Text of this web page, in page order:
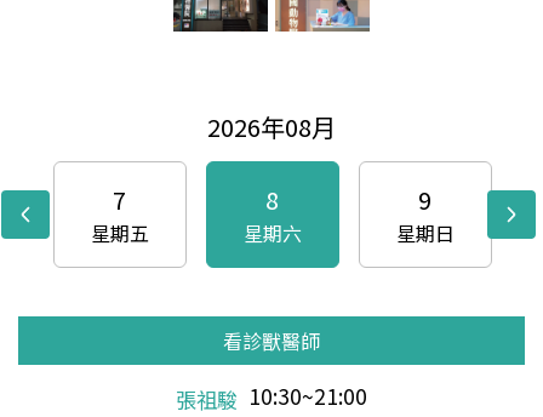
2026年08月
7
星期五
8
星期六
9
星期日
看診獸醫師
張祖駿 10:30~21:00
看診獸醫師
周志霖 10:30~21:00
看診獸醫師
陳文順 10:30~21:00
看診獸醫師
周志霖 10:30~21:00
看診獸醫師
曹家源 15:00~21:00
看診獸醫師
張祖駿 10:30~21:00
看診獸醫師
陳文順 10:30~21:00
看診獸醫師
張祖駿 10:30~21:00
看診獸醫師
周志霖 10:30~21:00
看診獸醫師
陳文順 10:30~21:00
看診獸醫師
周志霖 10:30~21:00
看診獸醫師
曹家源 13:00~21:00
看診獸醫師
張祖駿 10:30~21:00
看診獸醫師
陳文順 10:30~21:00
看診獸醫師
張祖駿 10:30~21:00
看診獸醫師
周志霖 10:30~21:00
看診獸醫師
陳文順 10:30~21:00
看診獸醫師
周志霖 10:30~21:00
看診獸醫師
曹家源 13:00~21:00
看診獸醫師
張祖駿 10:30~21:00
看診獸醫師
陳文順 10:30~21:00
看診獸醫師
張祖駿 10:30~21:00
看診獸醫師
周志霖 10:30~21:00
看診獸醫師
陳文順 10:30~21:00
看診獸醫師
周志霖 10:30~21:00
看診獸醫師
曹家源 13:00~21:00
看診獸醫師
張祖駿 10:30~21:00
看診獸醫師
陳文順 10:30~21:00
看診獸醫師
張祖駿 10:30~21:00
看診獸醫師
周志霖 10:30~21:00
看診獸醫師
陳文順 10:30~21:00